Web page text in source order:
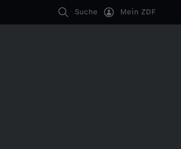
Suche Mein ZDF